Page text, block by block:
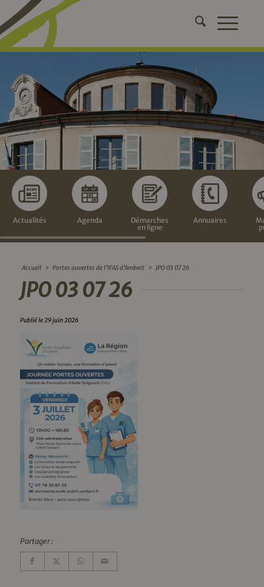
Actualités Agenda
Démarches
en ligne
Annuaires
Accueil > Portes ouvertes de l’IFAS d’Ambert > JPO 03 07 26
JPO 03 07 26
Publié le 29 juin 2026
Partager :